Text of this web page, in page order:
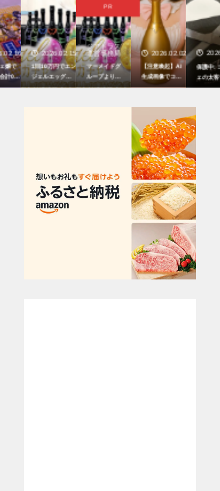
2026.02.15
1回10万円でエン
ジェルエッグが
当たる？！マー
ジアトラス
運営事務局
マーメイドグ
ループより1
回10万円の
2026.02.02
【注意喚起】AI
生成画像でコン
カフェ営業下さ
人に注意してく
保護中: コンカフ
ェの太客でも入
手できない？！
のクリスマスギ
フトの入手方法
について